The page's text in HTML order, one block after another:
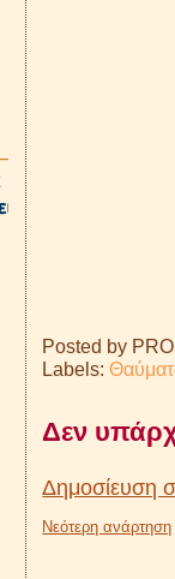
Posted by
Labels:
Δεν
Δημοσίευση
Νεότερη ανάρτηση